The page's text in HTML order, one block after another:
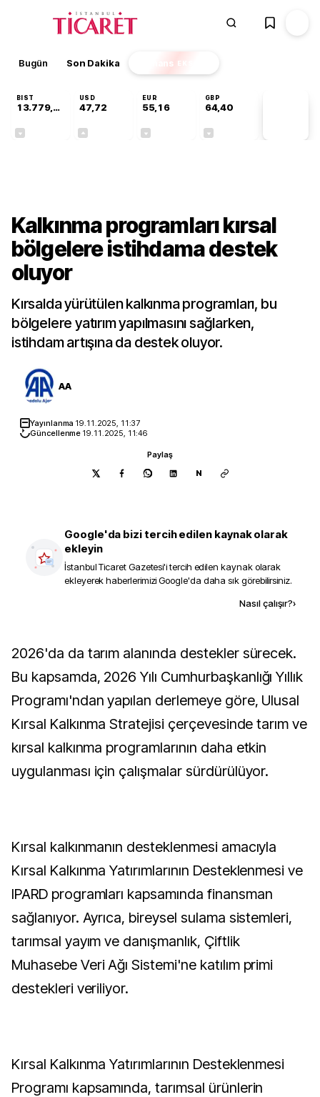
Bugün Son Dakika Finans EKSTRA
BIST
13.779,39
USD
47,72
EUR
55,16
GBP
64,40
Kalkınma programları kırsal
bölgelere istihdama destek
oluyor
Kırsalda yürütülen kalkınma programları, bu
bölgelere yatırım yapılmasını sağlarken,
istihdam artışına da destek oluyor.
AA
Yayınlanma 19.11.2025, 11:37
Güncellenme 19.11.2025, 11:46
Paylaş
N
Google'da bizi tercih edilen kaynak olarak
ekleyin
İstanbul Ticaret Gazetesi'i tercih edilen kaynak olarak
ekleyerek haberlerimizi Google'da daha sık görebilirsiniz.
Nasıl çalışır?›
2026'da da tarım alanında destekler sürecek.
Bu kapsamda, 2026 Yılı Cumhurbaşkanlığı Yıllık
Programı'ndan yapılan derlemeye göre, Ulusal
Kırsal Kalkınma Stratejisi çerçevesinde tarım ve
kırsal kalkınma programlarının daha etkin
uygulanması için çalışmalar sürdürülüyor.
Kırsal kalkınmanın desteklenmesi amacıyla
Kırsal Kalkınma Yatırımlarının Desteklenmesi ve
IPARD programları kapsamında finansman
sağlanıyor. Ayrıca, bireysel sulama sistemleri,
tarımsal yayım ve danışmanlık, Çiftlik
Muhasebe Veri Ağı Sistemi'ne katılım primi
destekleri veriliyor.
Kırsal Kalkınma Yatırımlarının Desteklenmesi
Programı kapsamında, tarımsal ürünlerin